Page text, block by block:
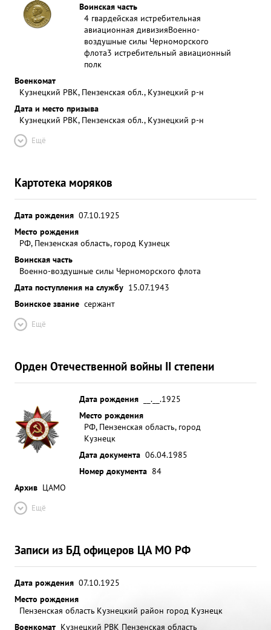
Воинская часть
4 гвардейская истребительная
авиационная дивизияВоенно-
воздушные силы Черноморского
флота3 истребительный авиационный
полк
Военкомат
Кузнецкий РВК, Пензенская обл., Кузнецкий р-н
Дата и место призыва
Кузнецкий РВК, Пензенская обл., Кузнецкий р-н
Ещё
Картотека моряков
Дата рождения 07.10.1925
Место рождения
РФ, Пензенская область, город Кузнецк
Воинская часть
Военно-воздушные силы Черноморского флота
Дата поступления на службу 15.07.1943
Воинское звание сержант
Ещё
Орден Отечественной войны II степени
Дата рождения
__.__.1925
Место рождения
РФ, Пензенская область, город
Кузнецк
Дата документа 06.04.1985
Номер документа 84
Архив ЦАМО
Ещё
Записи из БД офицеров ЦА МО РФ
Дата рождения 07.10.1925
Место рождения
Пензенская область Кузнецкий район город Кузнецк
Военкомат Кузнецкий РВК Пензенская область